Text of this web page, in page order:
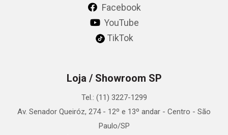
Facebook
YouTube
TikTok
Loja / Showroom SP
Tel.: (11) 3227-1299
Av. Senador Queiróz, 274 - 12º e 13º andar - Centro - São
Paulo/SP